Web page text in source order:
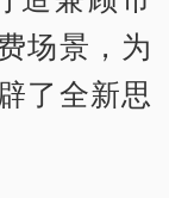
场景，为
了全新思